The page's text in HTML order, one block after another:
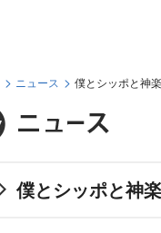
ニュース 僕とシッポと神
僕とシッポと神